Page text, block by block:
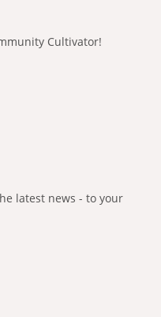
Cultivator!
latest news - to your